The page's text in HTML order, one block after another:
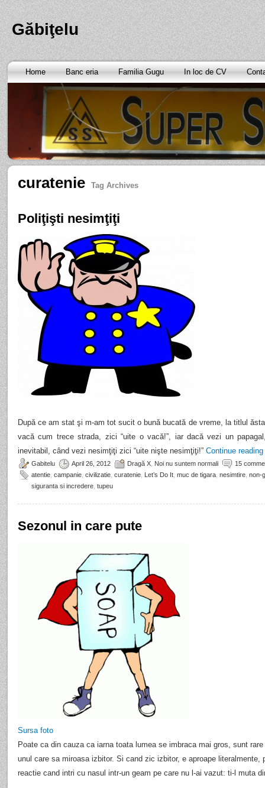
Găbiţelu
Home Banc eria Familia Gugu In loc de CV
curatenie Tag Archives
Poliţişti nesimţiţi
După ce am stat şi m-am tot sucit o bună bucată de vreme, la titlul
vacă cum trece strada, zici “uite o vacă!”, iar dacă vezi un
inevitabil, când vezi nesimţiţi zici “uite nişte nesimţiţi!” Continue reading
Gabitelu April 26, 2012 Dragă X Noi nu suntem normali
15
atentie campanie civilizatie curatenie Let’s Do It muc de tigara nesimtire non-
siguranta si incredere tupeu
Sezonul in care pute
Sursa foto
Poate ca din cauza ca iarna toata lumea se imbraca mai gros, sunt
unul care sa miroasa izbitor. Si cand zic izbitor, e aproape literalmente,
reactie cand intri cu nasul intr-un geam pe care nu l-ai vazut: ti-l muta